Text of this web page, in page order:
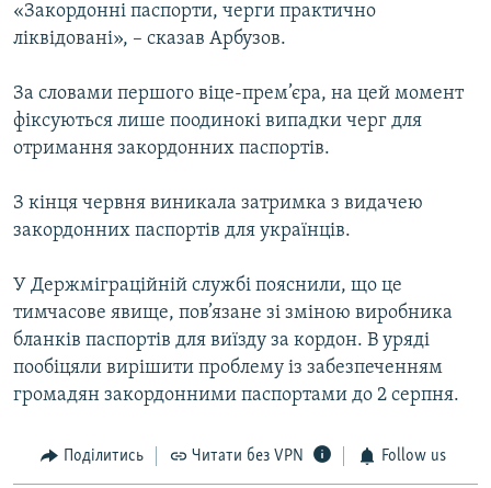
«Закордонні паспорти, черги практично
ліквідовані», – сказав Арбузов.
За словами першого віце-прем’єра, на цей момент
фіксуються лише поодинокі випадки черг для
отримання закордонних паспортів.
З кiнця червня виникала затримка з видачею
закордонних паспортiв для українцiв.
У Держмiграцiйнiй службi пояснили, що це
тимчасове явище, пов’язане зi змiною виробника
бланкiв паспортiв для виїзду за кордон. В уряді
пообiцяли вирiшити проблему iз забезпеченням
громадян закордонними паспортами до 2 серпня.
Поділитись Читати без VPN Follow us